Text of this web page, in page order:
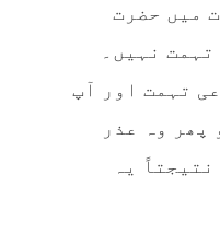
میں حضرت
نہیں۔
تہمت اور آپ
پھر وہ عذر
یہ